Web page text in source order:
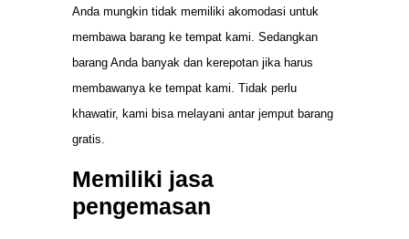
Anda mungkin tidak memiliki akomodasi untuk
membawa barang ke tempat kami. Sedangkan
barang Anda banyak dan kerepotan jika harus
membawanya ke tempat kami. Tidak perlu
khawatir, kami bisa melayani antar jemput barang
gratis.
Memiliki jasa
pengemasan